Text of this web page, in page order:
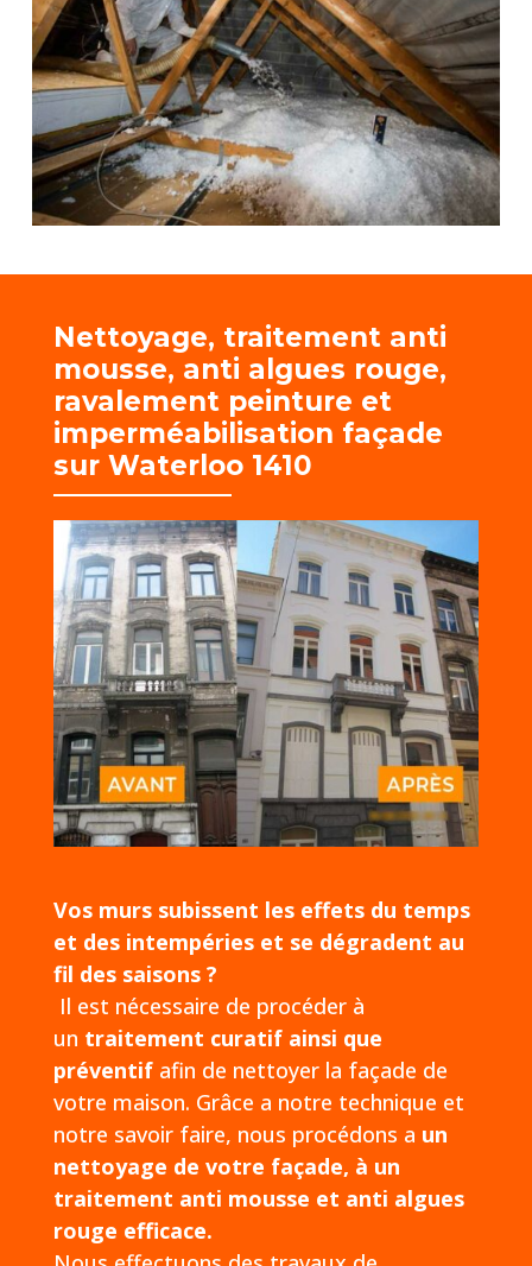
Nettoyage, traitement anti
mousse, anti algues rouge,
ravalement peinture et
imperméabilisation façade
sur Waterloo 1410
Vos murs subissent les effets du temps
et des intempéries et se dégradent au
fil des saisons ?
Il est nécessaire de procéder à
un traitement curatif ainsi que
préventifafin de nettoyer la façade de
votre maison. Grâce a notre technique et
notre savoir faire, nous procédons a un
nettoyage de votre façade, à un
traitement anti mousse et anti algues
rouge efficace.